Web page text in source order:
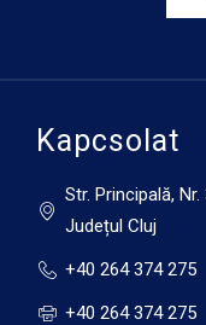
Kapcsolat
Str. Principală,
Județul Cluj
+40 264 374 275
+40 264 374 275